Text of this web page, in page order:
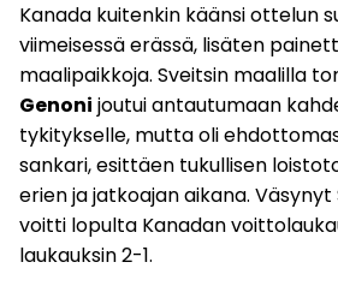
Kanada kuitenkin käänsi ottelun
viimeisessä erässä, lisäten
maalipaikkoja. Sveitsin maalilla
Genoni joutui antautumaan
tykitykselle, mutta oli
sankari, esittäen tukullisen
erien ja jatkoajan aikana. Väsynyt
voitti lopulta Kanadan
laukauksin 2-1.